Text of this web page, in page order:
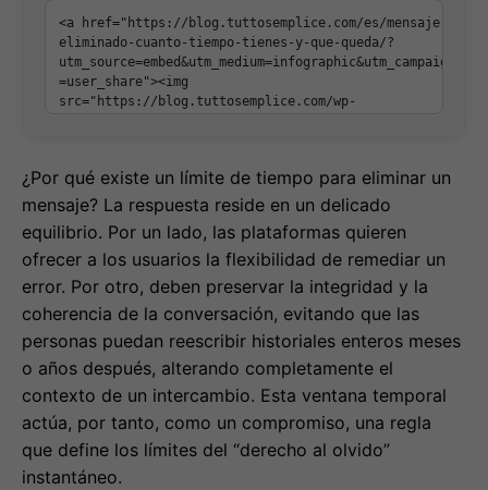
¿Por qué existe un límite de tiempo para eliminar un
mensaje? La respuesta reside en un delicado
equilibrio. Por un lado, las plataformas quieren
ofrecer a los usuarios la flexibilidad de remediar un
error. Por otro, deben preservar la integridad y la
coherencia de la conversación, evitando que las
personas puedan reescribir historiales enteros meses
o años después, alterando completamente el
contexto de un intercambio. Esta ventana temporal
actúa, por tanto, como un compromiso, una regla
que define los límites del “derecho al olvido”
instantáneo.